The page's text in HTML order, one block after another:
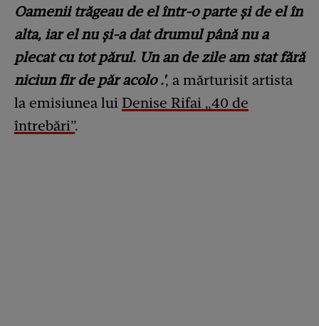
Oamenii trăgeau de el într-o parte și de el în
alta, iar el nu și-a dat drumul până nu a
plecat cu tot părul. Un an de zile am stat fără
niciun fir de păr acolo .', a mărturisit artista
la emisiunea lui Denise Rifai „40 de
întrebări”.